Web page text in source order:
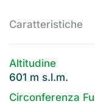
Caratteristiche
Altitudine
601 m s.l.m.
Circonferenza